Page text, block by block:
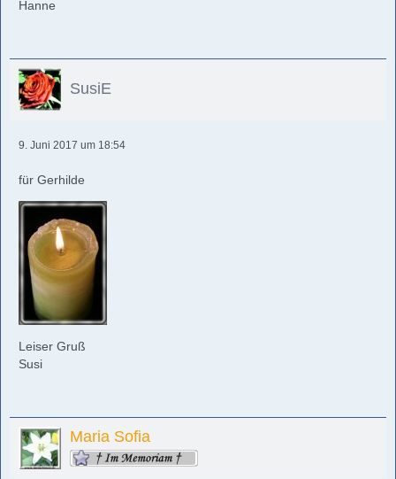
Hanne
SusiE
9. Juni 2017 um 18:54
für Gerhilde
Leiser Gruß
Susi
Maria Sofia